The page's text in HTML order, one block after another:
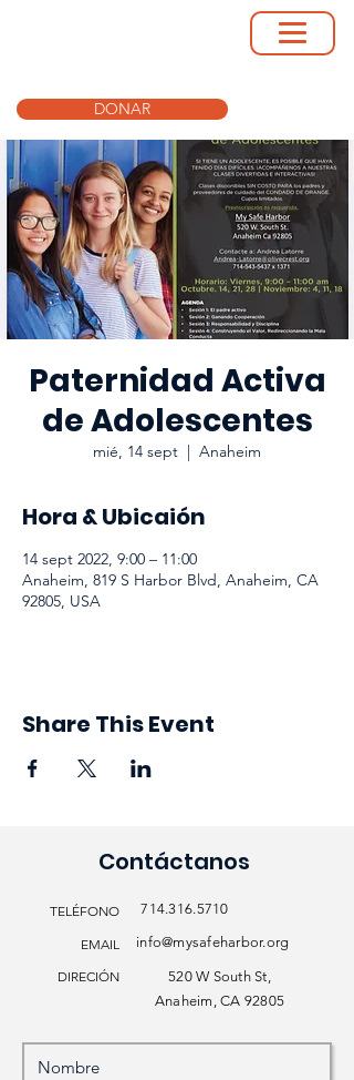
DONAR
Paternidad Activa
de Adolescentes
mié, 14 sept
  |
Anaheim
Hora & Ubicaión
14 sept 2022, 9:00 – 11:00
Anaheim, 819 S Harbor Blvd, Anaheim, CA
92805, USA
Share This Event
Contáctanos
TELÉFONO 714.316.5710
EMAIL info@mysafeharbor.org
DIRECIÓN
520 W South St,
Anaheim, CA 92805